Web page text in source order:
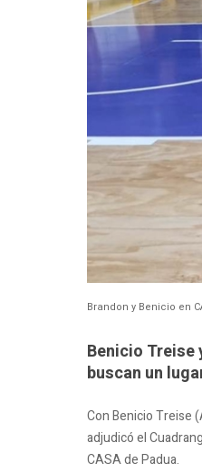
Brandon y Benicio en
Benicio Treise
buscan un
Con Benicio Treise
adjudicó el
CASA de Padua.